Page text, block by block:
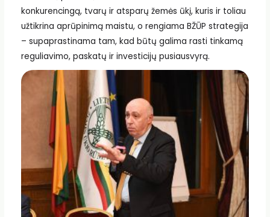
konkurencingą, tvarų ir atsparų žemės ūkį, kuris ir toliau
užtikrina aprūpinimą maistu, o rengiama BŽŪP strategija
– supaprastinama tam, kad būtų galima rasti tinkamą
reguliavimo, paskatų ir investicijų pusiausvyrą.